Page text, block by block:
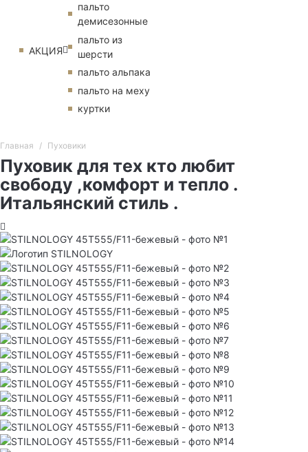
АКЦИЯ
пальто
демисезонные
пальто из
шерсти
пальто альпака
пальто на меху
куртки
Главная Пуховики
Пуховик для тех кто любит
свободу ,комфорт и тепло .
Итальянский стиль .